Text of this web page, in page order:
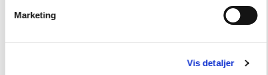
Marketing
Vis detaljer